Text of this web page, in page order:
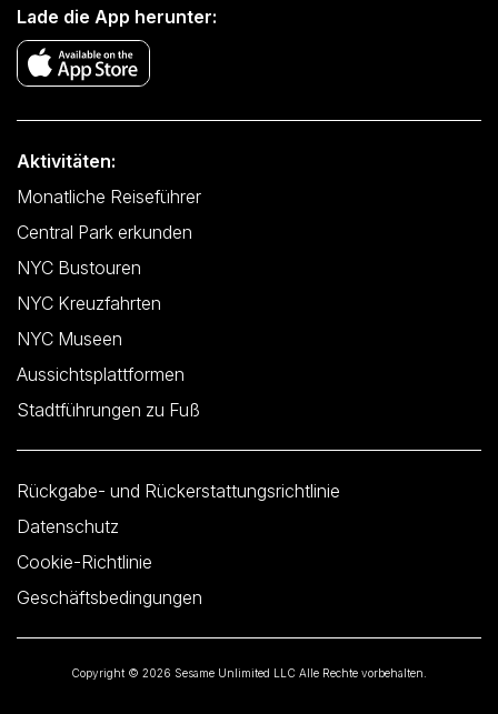
Lade die App herunter:
Aktivitäten:
Monatliche Reiseführer
Central Park erkunden
NYC Bustouren
NYC Kreuzfahrten
NYC Museen
Aussichtsplattformen
Stadtführungen zu Fuß
Rückgabe- und Rückerstattungsrichtlinie
Datenschutz
Cookie-Richtlinie
Geschäftsbedingungen
Copyright © 2026 Sesame Unlimited LLC Alle Rechte vorbehalten.